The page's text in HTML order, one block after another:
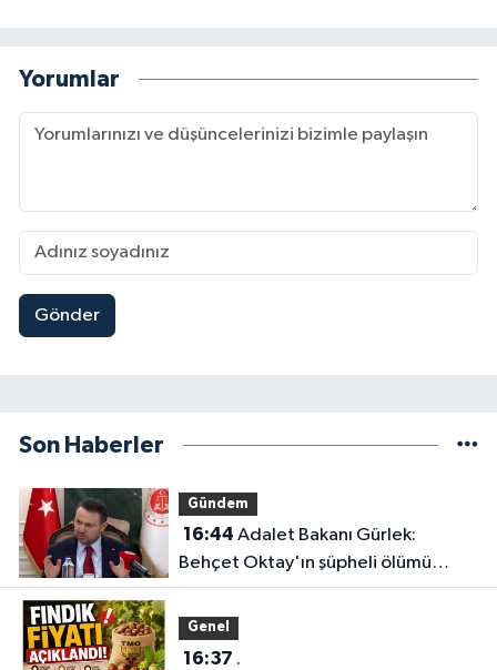
Yorumlar
Gönder
Son Haberler
Gündem
16:44
Behçet Oktay'ın şüpheli ölümü
yeniden kapsamlı şekilde
incelenecek
Genel
16:37 .